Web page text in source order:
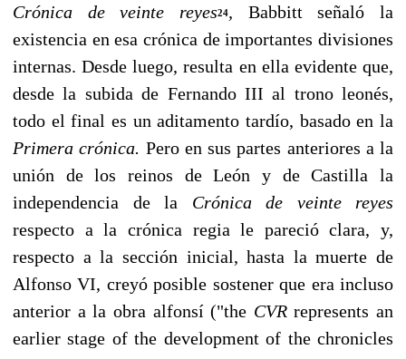
Crónica de veinte reyes24, Babbitt señaló la
existencia en esa crónica de importantes divisiones
internas. Desde luego, re­sulta en ella evidente que,
desde la subida de Fernando III al trono leonés,
todo el final es un aditamento tardío, basado en la
Primera crónica. Pero en sus partes anteriores a la
unión de los reinos de León y de Castilla la
independencia de la Crónica de veinte reyes
respecto a la crónica regia le pareció clara, y,
respecto a la sección inicial, hasta la muerte de
Alfonso VI, creyó posible sostener que era incluso
anterior a la obra alfonsí ("the CVRrepresents an
earlier stage of the development of the chronicles